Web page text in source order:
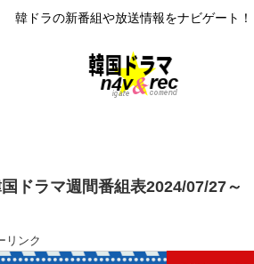
韓ドラの新番組や放送情報をナビゲート！
ドラマ週間番組表2024/07/27～
リンク